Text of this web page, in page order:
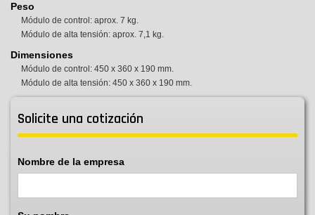
Peso
Módulo de control: aprox. 7 kg.
Módulo de alta tensión: aprox. 7,1 kg.
Dimensiones
Módulo de control: 450 x 360 x 190 mm.
Módulo de alta tensión: 450 x 360 x 190 mm.
Solicite una cotización
Nombre de la empresa